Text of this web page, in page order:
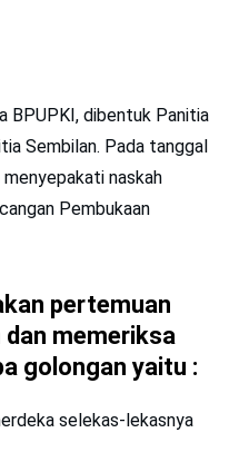
BPUPKI, dibentuk Panitia
Sembilan. Pada tanggal
naskah
Pembukaan
pertemuan
memeriksa
golongan yaitu :
selekas-lekasnya